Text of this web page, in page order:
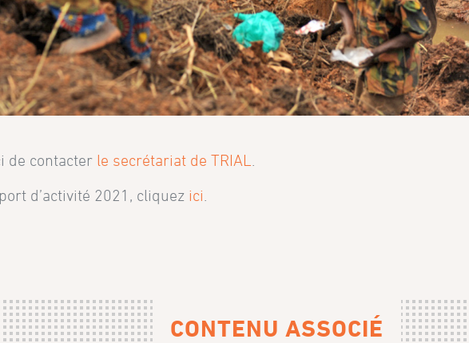
de contacter le secrétariat de TRIAL
d’activité 2021, cliquez ici
CONTENU ASSOCIÉ